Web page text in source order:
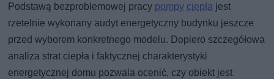
Podstawą bezproblemowej pracy pompy ciepła jest
rzetelnie wykonany audyt energetyczny budynku jeszcze
przed wyborem konkretnego modelu. Dopiero szczegółowa
analiza strat ciepła i faktycznej charakterystyki
energetycznej domu pozwala ocenić, czy obiekt jest